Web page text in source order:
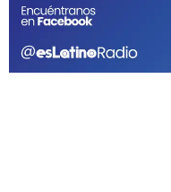
MÚSICA
ENTRETENIMIENTO
RADIO SPLENDID
CONTACTO